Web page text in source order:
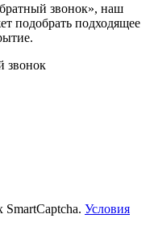
звонок», наш
подобрать подходящее
звонок
Условия